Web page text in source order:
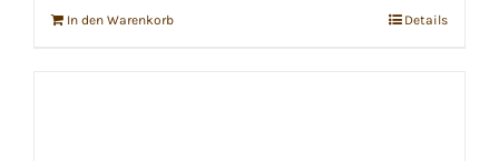
In den Warenkorb Details